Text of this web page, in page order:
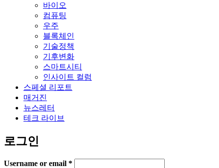
바이오
컴퓨팅
우주
블록체인
기술정책
기후변화
스마트시티
인사이트 컬럼
스페셜 리포트
매거진
뉴스레터
테크 라이브
로그인
Username or email *